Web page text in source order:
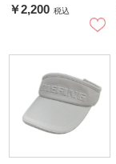
￥2,200 税込